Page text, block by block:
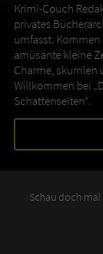
Krimi-Couch
privates
umfasst.
amüsante kleine
Charme, skurrilen
Willkommen bei
Schattenseiten“.
Schau doch